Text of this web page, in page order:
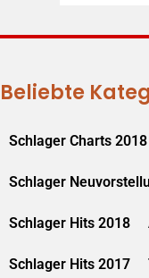
Beliebte
Schlager Charts 2018
Schlager
Schlager Hits 2018
Schlager Hits 2017